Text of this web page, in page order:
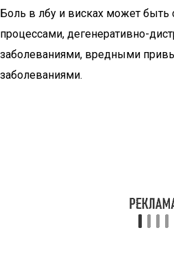
Боль в лбу и висках может быть
процессами, дегенеративно-
заболеваниями, вредными
заболеваниями.